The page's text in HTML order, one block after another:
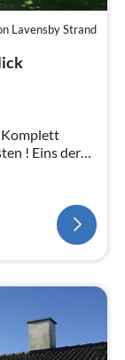
Lavensby Strand
Komplett
! Eins der
Strand,